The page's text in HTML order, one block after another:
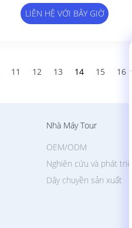
LIÊN HỆ VỚI BÂY GIỜ
11 12 13 14 15 16
Nhà Máy Tour
Dây chuyền sản xuất
OEM/ODM
Nghiên cứu và phát triển